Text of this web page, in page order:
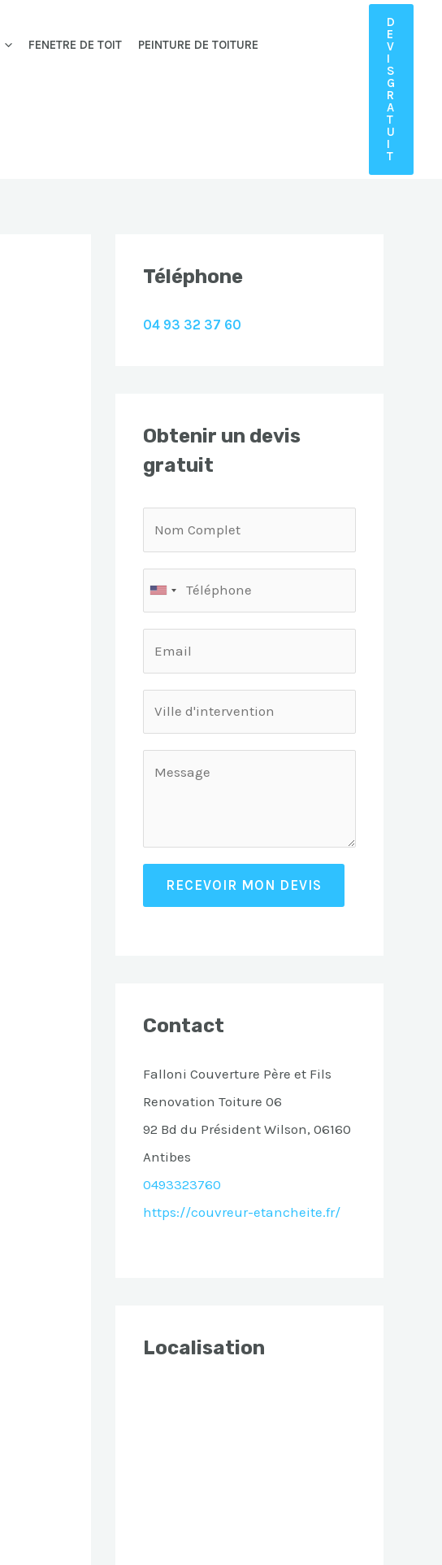
FENETRE DE TOIT PEINTURE DE TOITURE
D
E
V
I
S
G
R
A
T
U
I
T
Téléphone
04 93 32 37 60
Obtenir un devis
gratuit
RECEVOIR MON DEVIS
Contact
Falloni Couverture Père et Fils
Renovation Toiture 06
92 Bd du Président Wilson, 06160
Antibes
0493323760
https://couvreur-etancheite.fr/
Localisation